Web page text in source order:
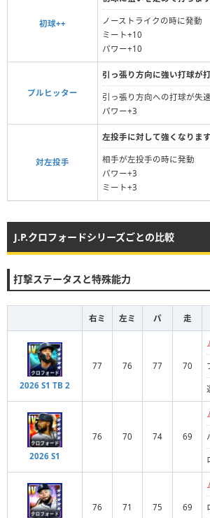
初球++
ノーストライクの時に発動
ミート+10
パワー+10
プルヒッター
引っ張り方向に強い打球が打
引っ張り方向への打球が失
パワー+3
対左投手
左投手に対して強くなります
相手が左投手の時に発動
パワー+3
ミート+3
J.P.クロフォードシリーズごとの比較
打撃ステータスと特殊能力
右ミ 左ミ パ 走
2026 S1 TB 2
77 76 77 70
2026 S1
76 70 74 69
76 71 75 69